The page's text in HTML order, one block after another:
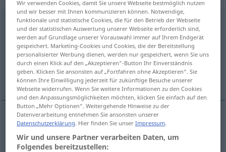
hochgradig
Übersicht aller Übersetzungen
(Für mehr Details die Übersetzung anklicken/antippen)
značný
značný hochgradig
Wir verwenden Cookies, damit Sie unsere Webseite bestmöglich nutzen
und wir besser mit Ihnen kommunizieren können. Notwendige,
funktionale und statistische Cookies, die für den Betrieb der Webseite
und der statistischen Auswertung unserer Webseite erforderlich sind,
werden auf Grundlage unserer Vorauswahl immer auf Ihrem Endgerät
gespeichert. Marketing-Cookies und Cookies, die der Bereitstellung
personalisierter Werbung dienen, werden nur gespeichert, wenn Sie uns
durch einen Klick auf den „Akzeptieren“-Button Ihr Einverständnis
geben. Klicken Sie ansonsten auf „Fortfahren ohne Akzeptieren“. Sie
können Ihre Einwilligung jederzeit für zukünftige Besuche unserer
Webseite widerrufen. Wenn Sie weitere Informationen zu den Cookies
und den Anpassungsmöglichkeiten möchten, klicken Sie einfach auf den
Button „Mehr Optionen“. Weitergehende Hinweise zu der
Datenverarbeitung entnehmen Sie ansonsten unserer
Datenschutzerklärung. Hier finden Sie unserImpressum.
Wir und unsere Partner verarbeiten Daten, um
Folgendes bereitzustellen: